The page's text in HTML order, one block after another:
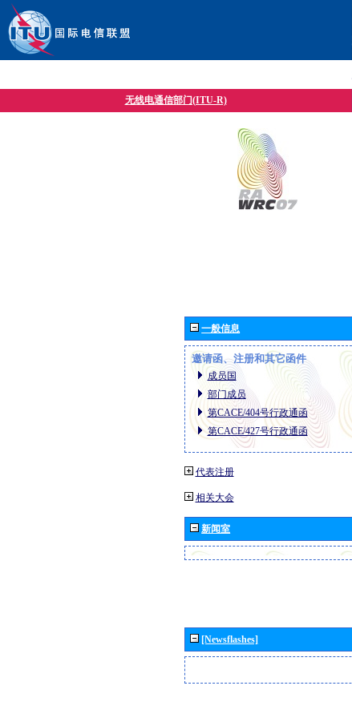
无线电通信部门(ITU-R)
一般信息
邀请函、注册和其它函件
成员国
部门成员
第CACE/404号行政通函
第CACE/427号行政通函
代表注册
相关大会
新闻室
[Newsflashes]